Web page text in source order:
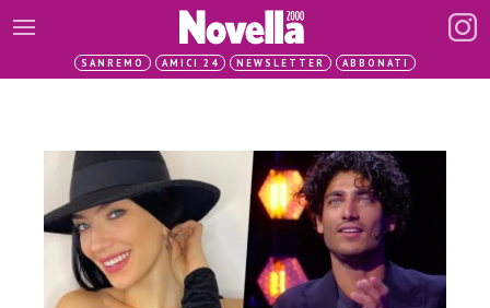
SANREMO AMICI 24 NEWSLETTER ABBONATI